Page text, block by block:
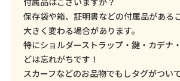
保存袋や箱、証明書などの付属品がある
大きく変わる場合があります。
特にショルダーストラップ・鍵・カデナ
どは忘れがちです！
スカーフなどのお品物でもしタグがつい